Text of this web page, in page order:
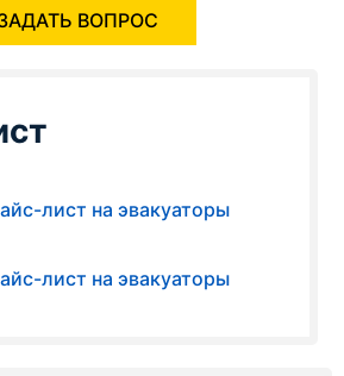
ВОПРОС
лист на эвакуаторы
лист на эвакуаторы